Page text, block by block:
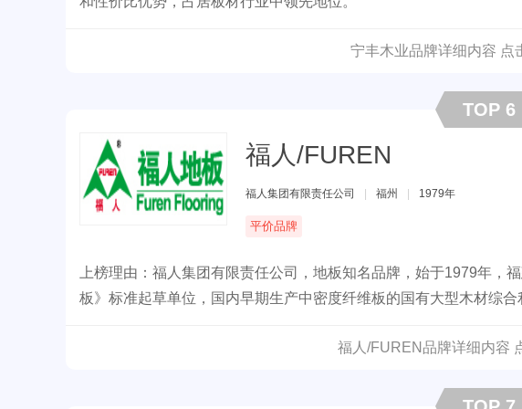
宁丰木业品牌详细内容 点
TOP 6
福人/FUREN
福人集团有限责任公司 福州 1979年
平价品牌
上榜理由：福人集团有限责任公司，地板知名品牌，始于1979年，
板》标准起草单位，国内早期生产中密度纤维板的国有大型木材综合
福人/FUREN品牌详细内容